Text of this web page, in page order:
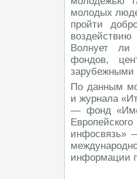
молодых
пройти
воздействию
Волнует ли
фондов,
зарубежными
По данным
и журнала
— фонд
инфосвязь»
информации